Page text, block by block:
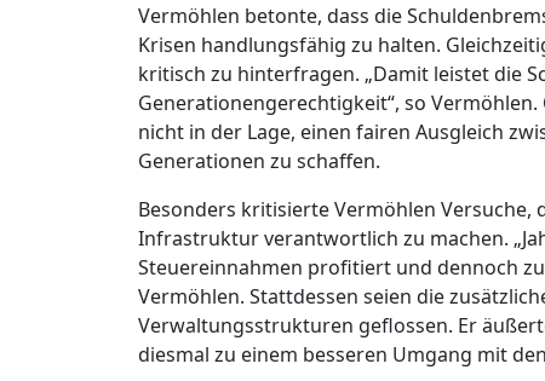
Vermöhlen betonte, dass die
Krisen handlungsfähig zu halten.
kritisch zu hinterfragen. „Damit leistet die
Generationengerechtigkeit“, so
nicht in der Lage, einen fairen Ausgleich
Generationen zu schaffen.
Besonders kritisierte Vermöhlen
Infrastruktur verantwortlich zu machen.
Steuereinnahmen profitiert und dennoch
Vermöhlen. Stattdessen seien die
Verwaltungsstrukturen geflossen. Er
diesmal zu einem besseren Umgang mit